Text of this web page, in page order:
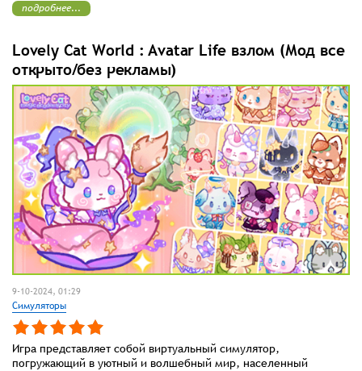
подробнее...
9-10-2024, 01:29
Lovely Cat World : Avatar Life взлом (Мод все
открыто/без рекламы)
Симуляторы
Игра представляет собой виртуальный симулятор,
погружающий в уютный и волшебный мир, населенный